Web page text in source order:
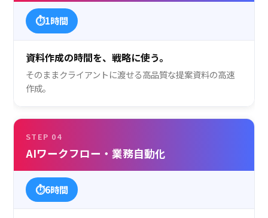
⏱1時間
資料作成の時間を、戦略に使う。
そのままクライアントに渡せる高品質な提案資料の高速
作成。
STEP 04
AIワークフロー・ 業務自動化
⏱6時間